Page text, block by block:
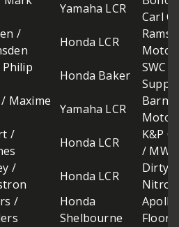
Yamaha LCR
Carl
/
Honda LCR
Honda Baker
SWC
Maxime
Yamaha LCR
/
Honda LCR
K&P
/ MW
/
Honda LCR
Dirty
Nitron
/
Honda
Shelbourne
Apollo